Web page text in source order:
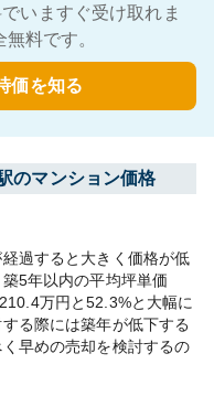
いますぐ受け取れま
料です。
価を知る
のマンション価格
過すると大きく価格が低
5年以内の平均坪単価
万円と52.3%と大幅に
る際には築年が低下する
早めの売却を検討するの